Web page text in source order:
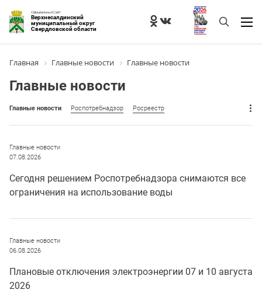
Официальный Сайт
Верхнесалдинский
муниципальный округ
Свердловской области
Главная Главные новости Главные новости
Главные новости
Главные новости Роспотребнадзор Росреестр
Главные новости
07.08.2026
Сегодня решением Роспотребнадзора снимаются все
ограничения на использование воды
Главные новости
06.08.2026
Плановые отключения электроэнергии 07 и 10 августа
2026